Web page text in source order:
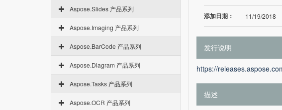
Aspose.Slides 产品系列
Aspose.Imaging 产品系列
Aspose.BarCode 产品系列
Aspose.Diagram 产品系列
Aspose.Tasks 产品系列
Aspose.OCR 产品系列
添加日期： 11/19/2018
发行说明
https://
描述